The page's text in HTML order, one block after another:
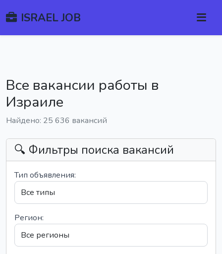
ISRAEL JOB
Все вакансии работы в
Израиле
Найдено: 25 636 вакансий
🔍 Фильтры поиска вакансий
Тип объявления:
Регион: